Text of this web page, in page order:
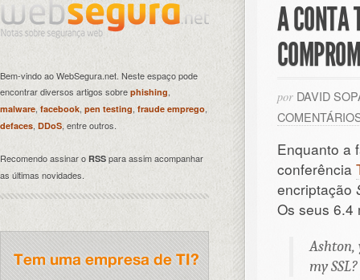
A CONTA
por DAVID
Enquanto a
conferência
encriptação
Os seus 6.4
Ashton,
my SSL?
Bem-vindo ao WebSegura.net. Neste espaço pode
encontrar diversos artigos sobre phishing,
malware, facebook, pen testing fraude emprego,
defaces, DDoS, entre outros.
Recomendo assinar o RSS para assim acompanhar
as últimas novidades.